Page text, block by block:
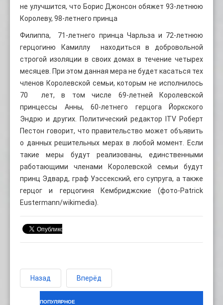
не улучшится, что Борис Джонсон обяжет 93-летнюю
Королеву, 98-летнего принца
Филиппа, 71-летнего принца Чарльза и 72-летнюю
герцогиню Камиллу находиться в добровольной
строгой изоляции в своих домах в течение четырех
месяцев. При этом данная мера не будет касаться тех
членов Королевской семьи, которым не исполнилось
70 лет, в том числе 69-летней Королевской
принцессы Анны, 60-летнего герцога Йоркского
Эндрю и других. Политический редактор ITV Роберт
Пестон говорит, что правительство может объявить
о данных решительных мерах в любой момент. Если
такие меры будут реализованы, единственными
работающими членами Королевской семьи будут
принц Эдвард, граф Уэссекский, его супруга, а также
герцог и герцогиня Кембриджские (фото-Patrick
Eustermann/wikimedia).
Назад Вперёд
ПОПУЛЯРНОЕ